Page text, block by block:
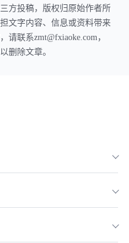
方投稿，版权归原始作者所
文字内容、信息或资料带来
联系zmt@fxiaoke.com，
删除文章。